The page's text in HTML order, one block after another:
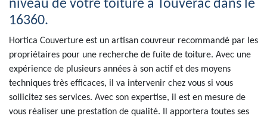
niveau de votre toiture à Touverac dans le
16360.
Hortica Couverture est un artisan couvreur recommandé par les
propriétaires pour une recherche de fuite de toiture. Avec une
expérience de plusieurs années à son actif et des moyens
techniques très efficaces, il va intervenir chez vous si vous
sollicitez ses services. Avec son expertise, il est en mesure de
vous réaliser une prestation de qualité. Il apportera toutes ses